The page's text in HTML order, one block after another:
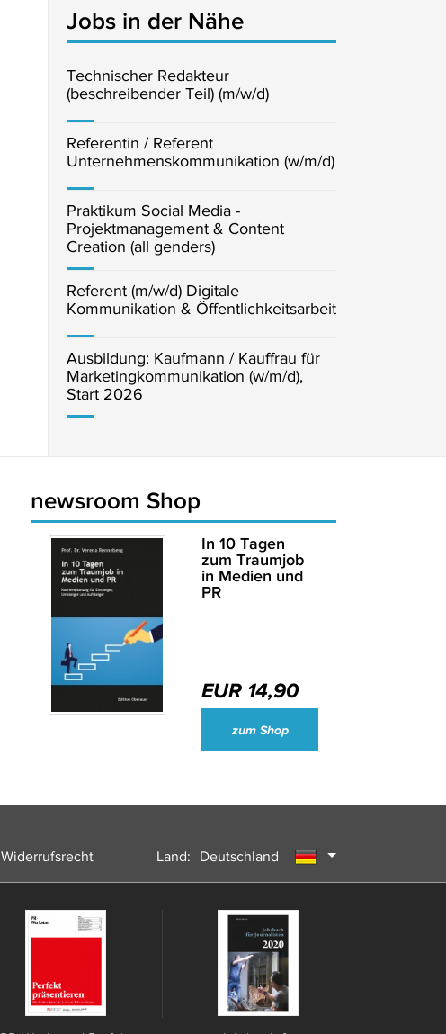
Jobs in der Nähe
Technischer Redakteur
(beschreibender Teil) (m/w/d)
Referentin / Referent
Unternehmenskommunikation (w/m/d)
Praktikum Social Media -
Projektmanagement & Content
Creation (all genders)
Referent (m/w/d) Digitale
Kommunikation & Öffentlichkeitsarbeit
Ausbildung: Kaufmann / Kauffrau für
Marketingkommunikation (w/m/d),
Start 2026
Wirtschaftsjournalisten und Unternehmenssprecher des Jahres 2024
newsroom Shop
In 10 Tagen
zum Traumjob
in Medien und
PR
EUR 14,90
zum Shop
Widerrufsrecht Land:
Deutschland